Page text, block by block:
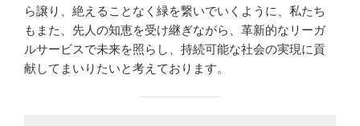
ら譲り、絶えることなく緑を繋いでいくように、私たち
もまた、先人の知恵を受け継ぎながら、革新的なリーガ
ルサービスで未来を照らし、持続可能な社会の実現に貢
献してまいりたいと考えております。